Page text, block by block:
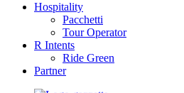
Hospitality
Pacchetti
Tour Operator
R Intents
Ride Green
Partner